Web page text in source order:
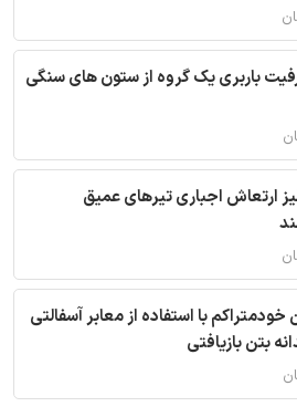
باربری یک گروه از ستون های سنگی
ارتعاش اجباری تیرهای عمیق
با استفاده از معابر آسفالتی
بتن بازیافتی